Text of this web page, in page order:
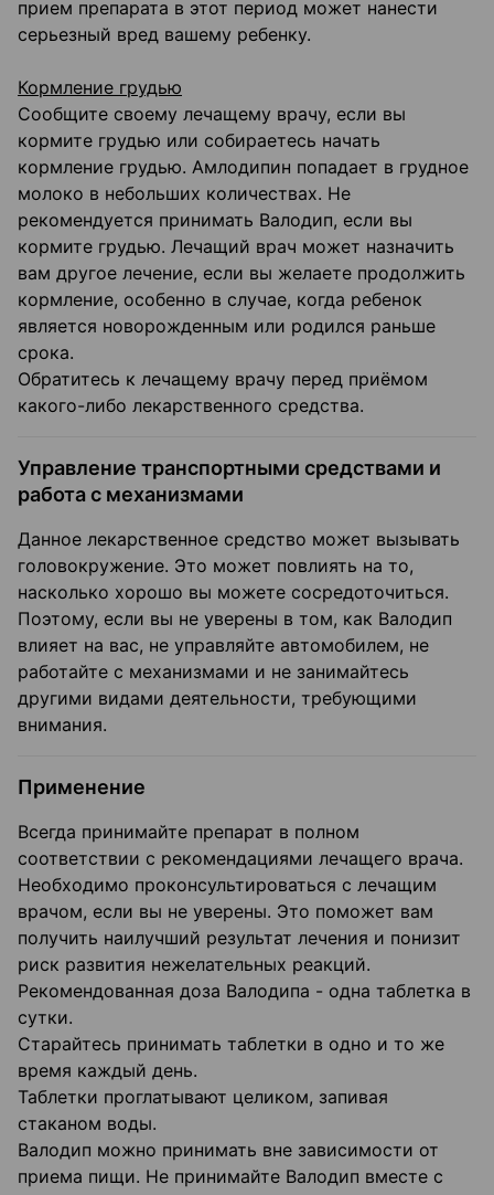
прием препарата в этот период может нанести
серьезный вред вашему ребенку.
Кормление грудью
Сообщите своему лечащему врачу, если вы
кормите грудью или собираетесь начать
кормление грудью. Амлодипин попадает в грудное
молоко в небольших количествах. Не
рекомендуется принимать Валодип, если вы
кормите грудью. Лечащий врач может назначить
вам другое лечение, если вы желаете продолжить
кормление, особенно в случае, когда ребенок
является новорожденным или родился раньше
срока.
Обратитесь к лечащему врачу перед приёмом
какого-либо лекарственного средства.
Управление транспортными средствами и
работа с механизмами
Данное лекарственное средство может вызывать
головокружение. Это может повлиять на то,
насколько хорошо вы можете сосредоточиться.
Поэтому, если вы не уверены в том, как Валодип
влияет на вас, не управляйте автомобилем, не
работайте с механизмами и не занимайтесь
другими видами деятельности, требующими
внимания.
Применение
Всегда принимайте препарат в полном
соответствии с рекомендациями лечащего врача.
Необходимо проконсультироваться с лечащим
врачом, если вы не уверены. Это поможет вам
получить наилучший результат лечения и понизит
риск развития нежелательных реакций.
Рекомендованная доза Валодипа - одна таблетка в
сутки.
Старайтесь принимать таблетки в одно и то же
время каждый день.
Таблетки проглатывают целиком, запивая
стаканом воды.
Валодип можно принимать вне зависимости от
приема пищи. Не принимайте Валодип вместе с